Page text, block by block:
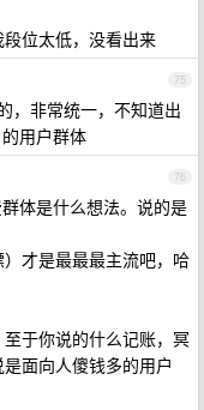
位太低，没看出来
75
，非常统一，不知道出
用户群体
76
体是什么想法。说的是
才是最最最主流吧，哈
于你说的什么记账，冥
面向人傻钱多的用户